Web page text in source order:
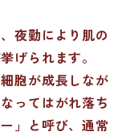
夜勤により肌の
げられます。
胞が成長しなが
ってはがれ落ち
」と呼び、通常